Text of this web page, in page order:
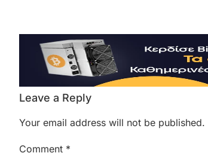
Leave a Reply
Your email address will not be published.
Comment *